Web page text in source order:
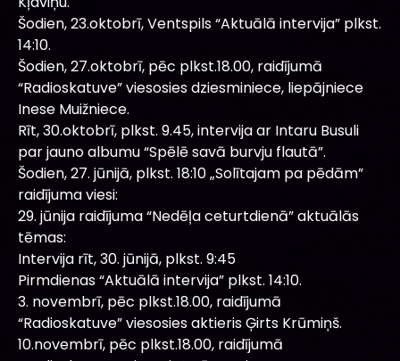
Šodien, 23.oktobrī, Ventspils “Aktuālā intervija” plkst.
14:10.
Šodien, 27.oktobrī, pēc plkst.18.00, raidījumā
“Radioskatuve” viesosies dziesminiece, liepājniece
Inese Muižniece.
Rīt, 30.oktobrī, plkst. 9.45, intervija ar Intaru Busuli
par jauno albumu “Spēlē savā burvju flautā”.
Šodien, 27. jūnijā, plkst. 18:10 „Solītajam pa pēdām”
raidījuma viesi:
29. jūnija raidījuma “Nedēļa ceturtdienā” aktuālās
tēmas:
Intervija rīt, 30. jūnijā, plkst. 9:45
Pirmdienas “Aktuālā intervija” plkst. 14:10.
3. novembrī, pēc plkst.18.00, raidījumā
“Radioskatuve” viesosies aktieris Ģirts Krūmiņš.
10.novembrī, pēc plkst.18.00, raidījumā